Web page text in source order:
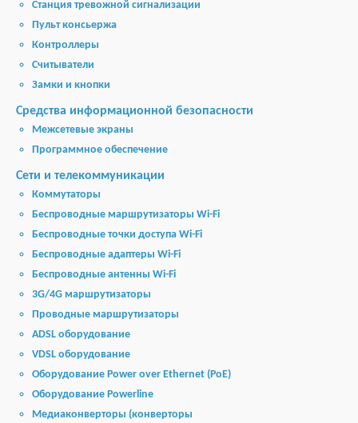
Станция тревожной сигнализации
Пульт консьержа
Контроллеры
Считыватели
Замки и кнопки
Средства информационной безопасности
Межсетевые экраны
Программное обеспечение
Сети и телекоммуникации
Коммутаторы
Беспроводные маршрутизаторы Wi-Fi
Беспроводные точки доступа Wi-Fi
Беспроводные адаптеры Wi-Fi
Беспроводные антенны Wi-Fi
3G/4G маршрутизаторы
Проводные маршрутизаторы
ADSL оборудование
VDSL оборудование
Оборудование Power over Ethernet (PoE)
Оборудование Powerline
Медиаконверторы (конверторы